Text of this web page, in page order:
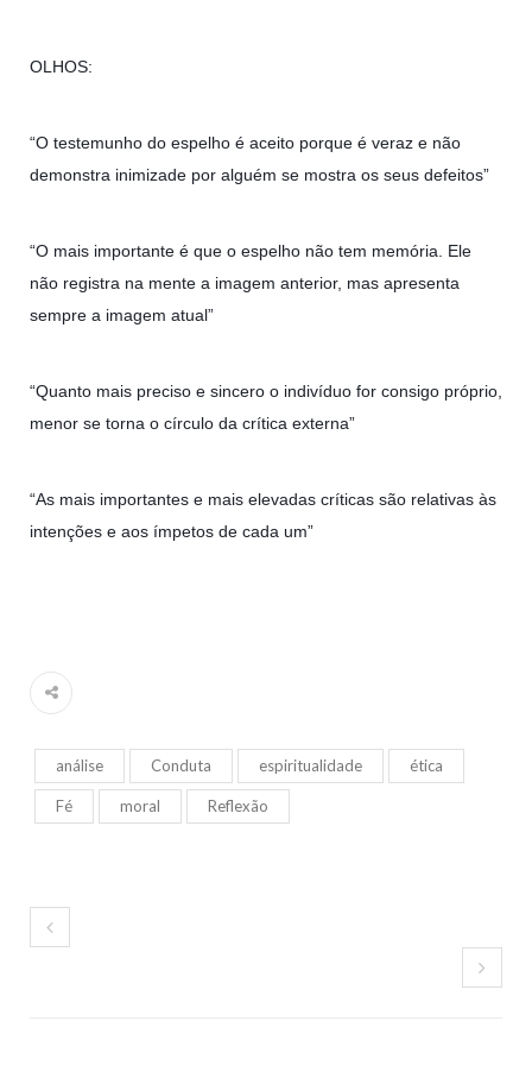
OLHOS:
“O testemunho do espelho é aceito porque é veraz e não
demonstra inimizade por alguém se mostra os seus defeitos”
“O mais importante é que o espelho não tem memória. Ele
não registra na mente a imagem anterior, mas apresenta
sempre a imagem atual”
“Quanto mais preciso e sincero o indivíduo for consigo próprio,
menor se torna o círculo da crítica externa”
“As mais importantes e mais elevadas críticas são relativas às
intenções e aos ímpetos de cada um”
análise Conduta espiritualidade ética
Fé moral Reflexão